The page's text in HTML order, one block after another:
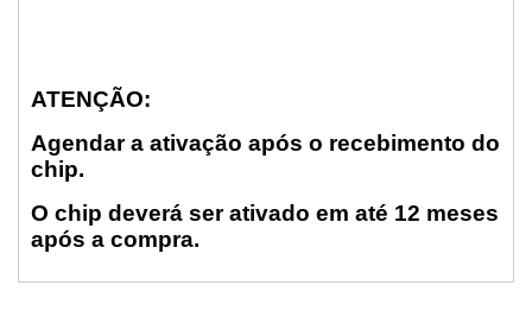
ATENÇÃO:
Agendar a ativação após o recebimento do
chip.
O chip deverá ser ativado em até 12 meses
após a compra.